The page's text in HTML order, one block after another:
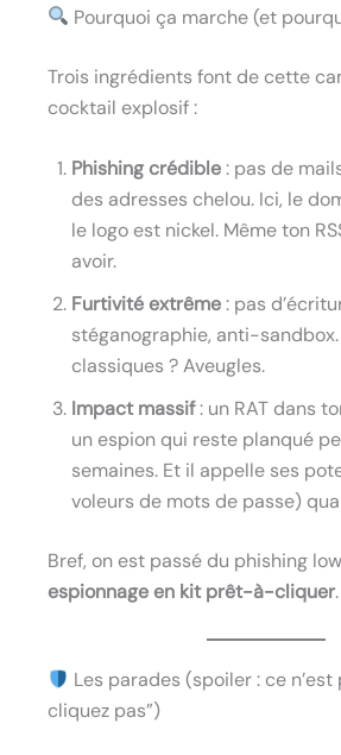
Pourquoi ça marche (et
Trois ingrédients font de cette
cocktail explosif :
Phishing crédible: pas de
des adresses chelou. Ici, le
le logo est nickel. Même ton
avoir.
Furtivité extrême: pas
stéganographie, anti-
classiques ? Aveugles.
Impact massif: un RAT dans
un espion qui reste planqué
semaines. Et il appelle ses
voleurs de mots de passe)
Bref, on est passé du phishing
espionnage en kit prêt-à-cliquer.
Les parades (spoiler : ce n’est
cliquez pas”)